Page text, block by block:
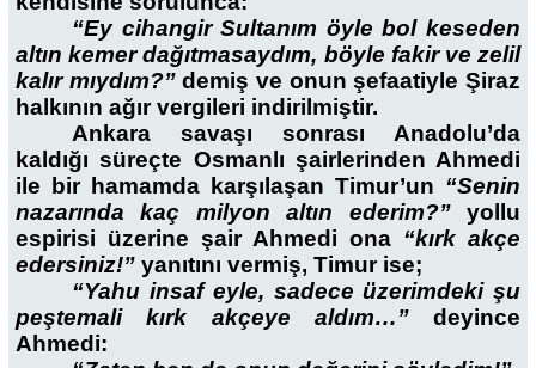
“Ey cihangir Sultanım öyle bol keseden
altın kemer dağıtmasaydım, böyle fakir ve zelil
kalır mıydım?”demiş ve onun şefaatiyle Şiraz
halkının ağır vergileri indirilmiştir.
Ankara savaşı sonrası Anadolu’da
kaldığı süreçte Osmanlı şairlerinden Ahmedi
ile bir hamamda karşılaşan Timur’un “Senin
nazarında kaç milyon altın ederim?”yollu
espirisi üzerine şair Ahmedi ona “kırk akçe
edersiniz!” yanıtını vermiş, Timur ise;
“Yahu insaf eyle, sadece üzerimdeki şu
peştemali kırk akçeye aldım…”deyince
Ahmedi: